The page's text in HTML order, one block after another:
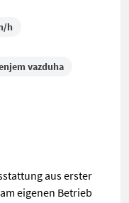
h
vazduha
aus erster
eigenen Betrieb